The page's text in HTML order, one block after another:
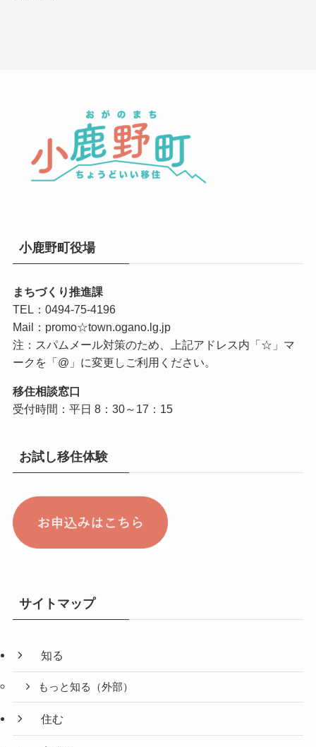
小鹿野町役場
まちづくり推進課
TEL：0494-75-4196
Mail：promo☆town.ogano.lg.jp
注：スパムメール対策のため、上記アドレス内「☆」マ
ークを「@」に変更しご利用ください。
移住相談窓口
受付時間：平日 8：30～17：15
お試し移住体験
サイトマップ
知る
もっと知る（外部）
住む